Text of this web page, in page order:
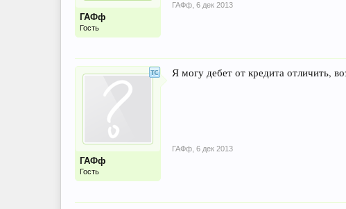
ГАФф
Гость
ГАФф 6 дек 2013
ГАФф
Гость
Я могу дебет от кредита отличить,
ГАФф 6 дек 2013